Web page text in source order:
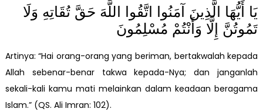
يَا أَيُّهَا الَّذِينَ آمَنُوا اتَّقُوا اللَّهَ حَقَّ تُقَاتِهِ وَلَا
تَمُوتُنَّ إِلَّا وَأَنْتُمْ مُسْلِمُونَ
Artinya: “Hai orang-orang yang beriman, bertakwalah kepada
Allah sebenar-benar takwa kepada-Nya; dan janganlah
sekali-kali kamu mati melainkan dalam keadaan beragama
Islam.” (QS. Ali Imran: 102).